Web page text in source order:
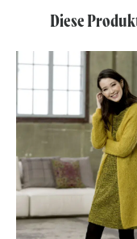
Diese